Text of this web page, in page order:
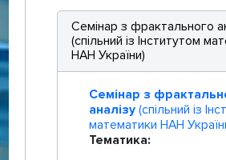
Семінар з фрактального
(спільний із Інститутом
НАН України)
Семінар з
аналізу (спільний із
математики НАН
Тематика: